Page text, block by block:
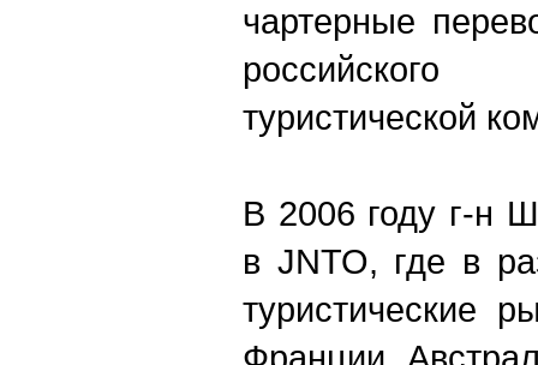
чартерные
туристической
В 2006 году г-н
в JNTO, где в
туристические